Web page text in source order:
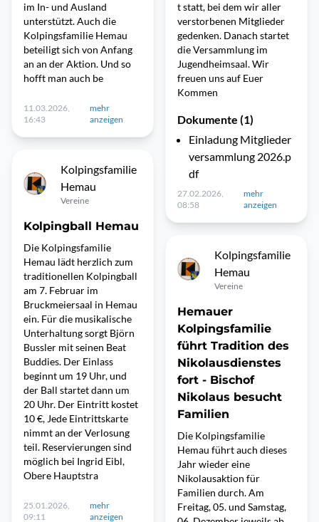
im In- und Ausland
unterstützt. Auch die
Kolpingsfamilie Hemau
beteiligt sich von Anfang
an an der Aktion. Und so
hofft man auch be
11.03.2026,
16:43
mehr
anzeigen
Kolpingsfamilie
Hemau
Vereine
Kolpingball Hemau
Die Kolpingsfamilie
Hemau lädt herzlich zum
traditionellen Kolpingball
am 7. Februar im
Bruckmeiersaal in Hemau
ein. Für die musikalische
Unterhaltung sorgt Björn
Bussler mit seinen Beat
Buddies. Der Einlass
beginnt um 19 Uhr, und
der Ball startet dann um
20 Uhr. Der Eintritt kostet
10 €, Jede Eintrittskarte
nimmt an der Verlosung
teil. Reservierungen sind
möglich bei Ingrid Eibl,
Obere Hauptstra
25.01.2026,
09:11
mehr
anzeigen
t statt, bei dem wir aller
verstorbenen Mitglieder
gedenken. Danach startet
die Versammlung im
Jugendheimsaal. Wir
freuen uns auf Euer
Kommen
Dokumente (1)
Einladung Mitglieder
versammlung 2026.p
df
27.02.2026,
08:58
mehr
anzeigen
Kolpingsfamilie
Hemau
Vereine
Hemauer
Kolpingsfamilie
führt Tradition des
Nikolausdienstes
fort - Bischof
Nikolaus besucht
Familien
Die Kolpingsfamilie
Hemau führt auch dieses
Jahr wieder eine
Nikolausaktion für
Familien durch. Am
Freitag, 05. und Samstag,